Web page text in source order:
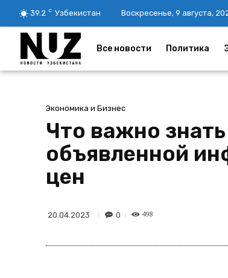
39.2 C Узбекистан Воскресенье, 9 августа,
Все новости Политика
Экономика и Бизнес
Что важно
объявленной
цен
20.04.2023 0 498